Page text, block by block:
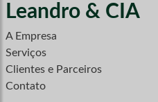
Leandro & CIA
A Empresa
Serviços
Clientes e Parceiros
Contato